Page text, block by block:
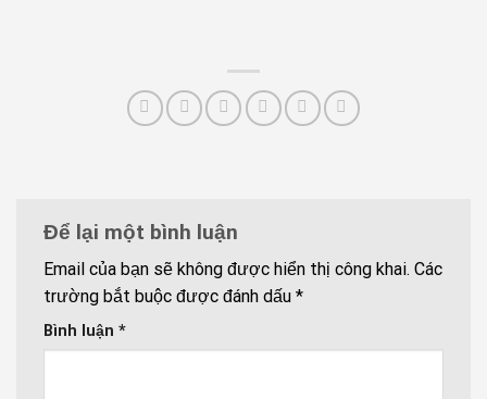
Để lại một bình luận
Email của bạn sẽ không được hiển thị công khai. Các
trường bắt buộc được đánh dấu *
Bình luận *